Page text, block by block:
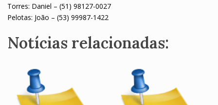
Torres: Daniel – (51) 98127-0027
Pelotas: João – (53) 99987-1422
Notícias relacionadas: